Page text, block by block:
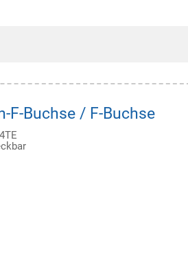
F-Buchse / F-Buchse